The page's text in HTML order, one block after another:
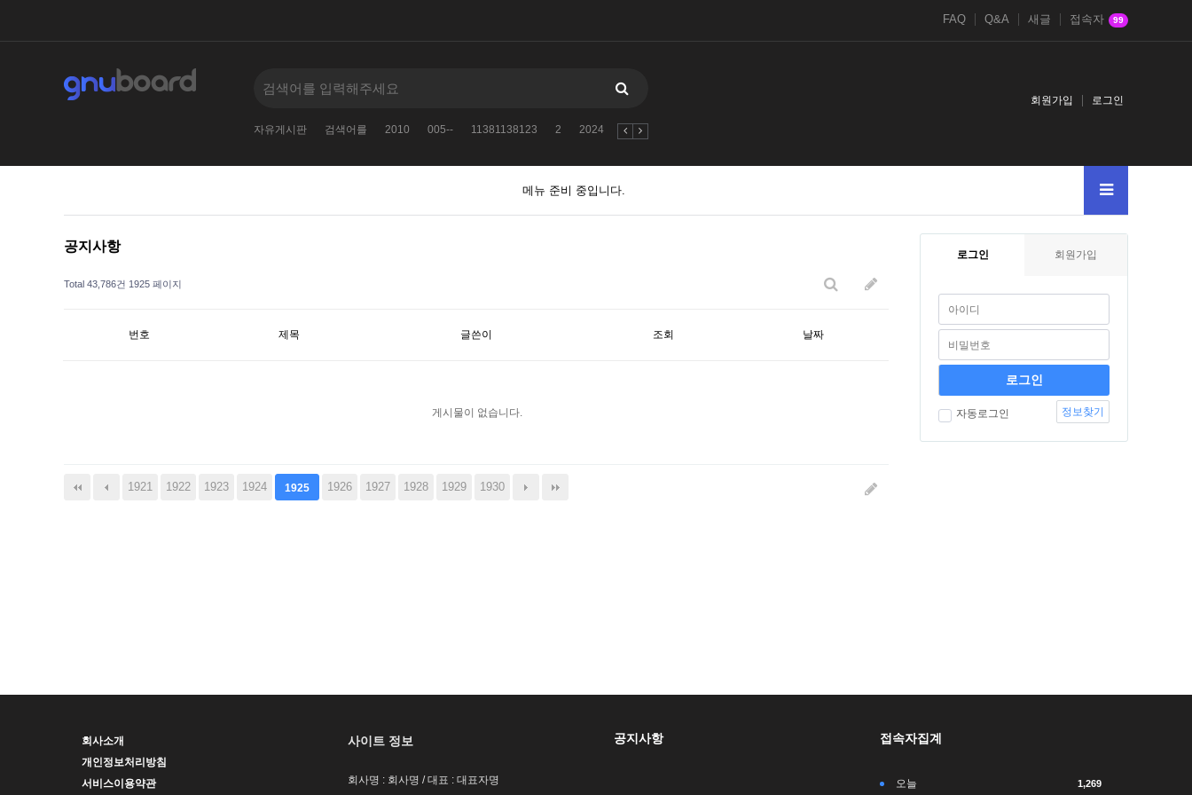
FAQ Q&A 새글 접속자 99
자유게시판 검색어를 2010 005-- 11381138123 2 2024 자유게시판
회원가입 로그인
메뉴 준비 중입니다.
공지사항
Total 43,786건 1925 페이지
번호 제목 글쓴이 조회 날짜
게시물이 없습니다.
1921 1922 1923 1924 1925 1926 1927 1928 1929 1930
다음 맨끝
로그인 회원가입
자동로그인 정보찾기
회사소개
개인정보처리방침
서비스이용약관
사이트 정보
회사명 : 회사명 / 대표 : 대표자명
공지사항 접속자집계
오늘 1,269